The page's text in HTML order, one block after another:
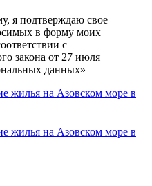
я подтверждаю свое
в форму моих
с
закона от 27 июля
данных»